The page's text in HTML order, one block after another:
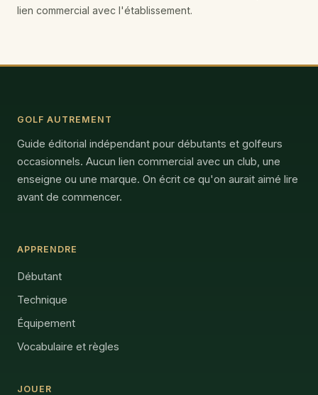
lien commercial avec l'établissement.
GOLF AUTREMENT
Guide éditorial indépendant pour débutants et golfeurs
occasionnels. Aucun lien commercial avec un club, une
enseigne ou une marque. On écrit ce qu'on aurait aimé lire
avant de commencer.
APPRENDRE
Débutant
Technique
Équipement
Vocabulaire et règles
JOUER